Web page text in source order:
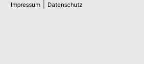
Impressum Datenschutz